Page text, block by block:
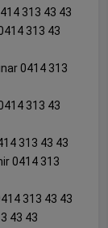
313 43 43
313 43
0414 313
313 43
313 43 43
0414 313
313 43 43
43 43